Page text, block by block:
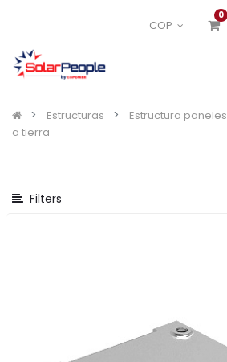
COP
0
Estructuras Estructura paneles
a tierra
Filters